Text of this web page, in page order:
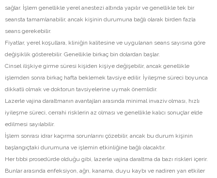
sağlar. İşlem genellikle yerel anestezi altında yapılır ve genellikle tek bir
seansta tamamlanabilir, ancak kişinin durumuna bağlı olarak birden fazla
seans gerekebilir.
Fiyatlar, yerel koşullara, kliniğin kalitesine ve uygulanan seans sayısına göre
değişiklik gösterebilir. Genellikle birkaç bin dolardan başlar.
Cinsel ilişkiye girme süresi kişiden kişiye değişebilir, ancak genellikle
işlemden sonra birkaç hafta beklemek tavsiye edilir. İyileşme süreci boyunca
dikkatli olmak ve doktorun tavsiyelerine uymak önemlidir.
Lazerle vajina daraltmanın avantajları arasında minimal invaziv olması, hızlı
iyileşme süreci, cerrahi risklerin az olması ve genellikle kalıcı sonuçlar elde
edilmesi sayılabilir.
İşlem sonrası idrar kaçırma sorunlarını çözebilir, ancak bu durum kişinin
başlangıçtaki durumuna ve işlemin etkinliğine bağlı olacaktır.
Her tıbbi prosedürde olduğu gibi, lazerle vajina daraltma da bazı riskleri içerir.
Bunlar arasında enfeksiyon, ağrı, kanama, duyu kaybı ve nadiren yan etkiler